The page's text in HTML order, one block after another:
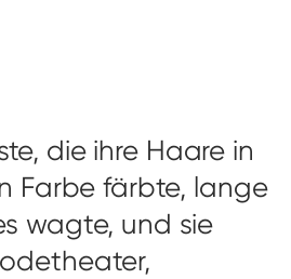
die ihre Haare in
Farbe färbte, lange
wagte, und sie